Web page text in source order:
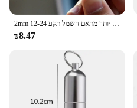
2mm רכב אוניברסלי סיגריה קלה יותר מתאם חשמל תקע 12-24v עבור שקע כוח אופנוע משאית
₪8.47